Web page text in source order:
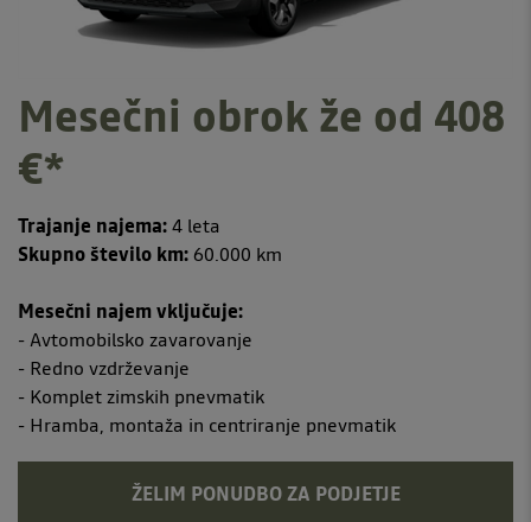
Mesečni obrok že od 408
€*
Trajanje najema:4 leta
Skupno število km: 60.000 km
Mesečni najem vključuje:
- Avtomobilsko zavarovanje
- Redno vzdrževanje
- Komplet zimskih pnevmatik
- Hramba, montaža in centriranje pnevmatik
ŽELIM PONUDBO ZA PODJETJE